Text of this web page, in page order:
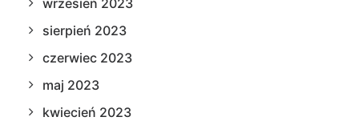
sierpień 2023
czerwiec 2023
maj 2023
kwiecień 2023